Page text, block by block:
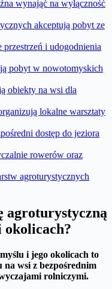
wynająć na wyłączność
akceptują pobyt ze
i udogodnienia
pobyt w nowotomyskich
obiekty na wsi dla
lokalne warsztaty
dostęp do jeziora
rowerów oraz
agroturystycznych
agroturystyczną
okolicach?
i jego okolicach to
na wsi z bezpośrednim
rolniczymi.